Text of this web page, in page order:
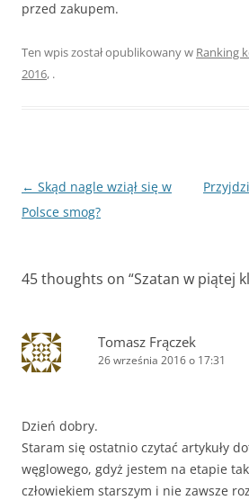
przed zakupem.
Ten wpis został opublikowany w Ranking
2016, .
Zobacz
wpisy
← Skąd nagle wziął się w
Polsce smog?
45 thoughts on “Szatan w piątej
Tomasz Frączek
26 września 2016 o 17:31
Dzień dobry.
Staram się ostatnio czytać artykuły
węglowego, gdyż jestem na etapie
człowiekiem starszym i nie zawsze